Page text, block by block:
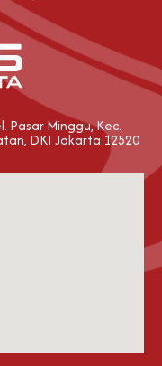
Pasar Minggu, Kec.
DKI Jakarta 12520